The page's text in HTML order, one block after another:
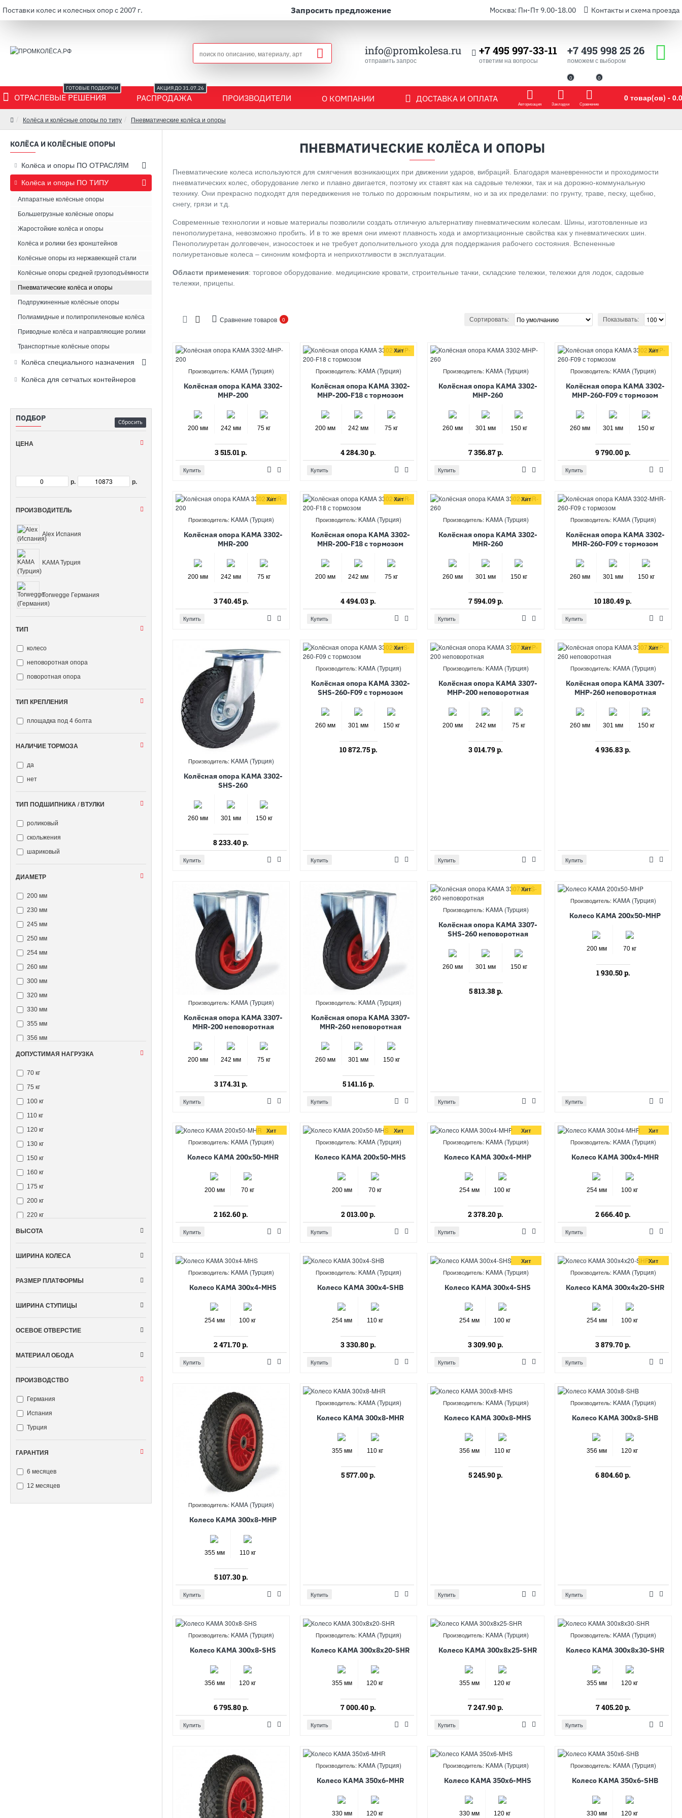
Поставки колес и колесных опор с 2007 г. Запросить предложение Москва: Пн-Пт 9.00-18.00 Контакты и схема проезда
info@promkolesa.ru
отправить запрос
+7 495 997-33-11
ответим на вопросы
+7 495 998 25 26
поможем с выбором
ОТРАСЛЕВЫЕ РЕШЕНИЯ
ГОТОВЫЕ ПОДБОРКИ
РАСПРОДАЖА
АКЦИЯ ДО 31.07.26
ПРОИЗВОДИТЕЛИ О КОМПАНИИ ДОСТАВКА И ОПЛАТА Авторизация Закладки
0
Сравнение
0
0 товар(ов) -
Колёса и колёсные опоры по типу Пневматические колёса и опоры
КОЛЁСА И КОЛЁСНЫЕ ОПОРЫ
Колёса и опоры ПО ОТРАСЛЯМ
Колёса и опоры ПО ТИПУ
Аппаратные колёсные опоры
Большегрузные колёсные опоры
Жаростойкие колёса и опоры
Колёса и ролики без кронштейнов
Колёсные опоры из нержавеющей стали
Колёсные опоры средней грузоподъёмности
Пневматические колёса и опоры
Подпружиненные колёсные опоры
Полиамидные и полипропиленовые колёса
Приводные колёса и направляющие ролики
Транспортные колёсные опоры
Колёса специального назначения
Колёса для сетчатых контейнеров
ПОДБОР Сбросить
ЦЕНА
р. р.
ПРОИЗВОДИТЕЛЬ
Alex Испания
KAMA Турция
Torwegge Германия
ГАРАНТИЯ
6 месяцев
12 месяцев
ПРОИЗВОДСТВО
Германия
Испания
Турция
НАЛИЧИЕ ТОРМОЗА
да
нет
ТИП
колесо
неповоротная опора
поворотная опора
ТИП КРЕПЛЕНИЯ
площадка под 4 болта
МАТЕРИАЛ ОБОДА
ТИП ПОДШИПНИКА / ВТУЛКИ
роликовый
скольжения
шариковый
ОСЕВОЕ ОТВЕРСТИЕ
ШИРИНА КОЛЕСА
ШИРИНА СТУПИЦЫ
ДОПУСТИМАЯ НАГРУЗКА
70 кг
75 кг
100 кг
110 кг
120 кг
130 кг
150 кг
160 кг
175 кг
200 кг
220 кг
250 кг
300 кг
РАЗМЕР ПЛАТФОРМЫ
ДИАМЕТР
200 мм
230 мм
245 мм
250 мм
254 мм
260 мм
300 мм
320 мм
330 мм
355 мм
356 мм
381 мм
ВЫСОТА
ПНЕВМАТИЧЕСКИЕ КОЛЁСА И ОПОРЫ
Пневматические колеса используются для смягчения возникающих при движении ударов, вибраций. Благодаря маневренности и проходимости
пневматических колес, оборудование легко и плавно двигается, поэтому их ставят как на садовые тележки, так и на дорожно-коммунальную
технику. Они прекрасно подходят для передвижения не только по дорожным покрытиям, но и за их пределами: по грунту, траве, песку, щебню,
снегу, грязи и т.д.
Современные технологии и новые материалы позволили создать отличную альтернативу пневматическим колесам. Шины, изготовленные из
пенополиуретана, невозможно пробить. И в то же время они имеют плавность хода и амортизационные свойства как у пневматических шин.
Пенополиуретан долговечен, износостоек и не требует дополнительного ухода для поддержания рабочего состояния. Вспененные
полиуретановые колеса – синоним комфорта и неприхотливости в эксплуатации.
Области применения: торговое оборудование. медицинские кровати, строительные тачки, складские тележки, тележки для лодок, садовые
тележки, прицепы.
Сравнение товаров 0 Сортировать: Показывать:
Производитель: KAMA (Турция)
Колёсная опора KAMA 3302-
MHP-200
200 мм 242 мм 75 кг
3 515.01 р.
Купить
Хит
Производитель: KAMA (Турция)
Колёсная опора KAMA 3302-
MHP-200-F18 с тормозом
200 мм 242 мм 75 кг
4 284.30 р.
Купить
Производитель: KAMA (Турция)
Колёсная опора KAMA 3302-
MHP-260
260 мм 301 мм 150 кг
7 356.87 р.
Купить
Хит
Производитель: KAMA (Турция)
Колёсная опора KAMA 3302-
MHP-260-F09 с тормозом
260 мм 301 мм 150 кг
9 790.00 р.
Купить
Хит
Производитель: KAMA (Турция)
Колёсная опора KAMA 3302-
MHR-200
200 мм 242 мм 75 кг
3 740.45 р.
Купить
Хит
Производитель: KAMA (Турция)
Колёсная опора KAMA 3302-
MHR-200-F18 с тормозом
200 мм 242 мм 75 кг
4 494.03 р.
Купить
Хит
Производитель: KAMA (Турция)
Колёсная опора KAMA 3302-
MHR-260
260 мм 301 мм 150 кг
7 594.09 р.
Купить
Производитель: KAMA (Турция)
Колёсная опора KAMA 3302-
MHR-260-F09 с тормозом
260 мм 301 мм 150 кг
10 180.49 р.
Купить
Производитель: KAMA (Турция)
Колёсная опора KAMA 3302-
SHS-260
260 мм 301 мм 150 кг
8 233.40 р.
Купить
Хит
Производитель: KAMA (Турция)
Колёсная опора KAMA 3302-
SHS-260-F09 с тормозом
260 мм 301 мм 150 кг
10 872.75 р.
Купить
Хит
Производитель: KAMA (Турция)
Колёсная опора KAMA 3307-
MHP-200 неповоротная
200 мм 242 мм 75 кг
3 014.79 р.
Купить
Хит
Производитель: KAMA (Турция)
Колёсная опора KAMA 3307-
MHP-260 неповоротная
260 мм 301 мм 150 кг
4 936.83 р.
Купить
Производитель: KAMA (Турция)
Колёсная опора KAMA 3307-
MHR-200 неповоротная
200 мм 242 мм 75 кг
3 174.31 р.
Купить
Производитель: KAMA (Турция)
Колёсная опора KAMA 3307-
MHR-260 неповоротная
260 мм 301 мм 150 кг
5 141.16 р.
Купить
Хит
Производитель: KAMA (Турция)
Колёсная опора KAMA 3307-
SHS-260 неповоротная
260 мм 301 мм 150 кг
5 813.38 р.
Купить
Производитель: KAMA (Турция)
Колесо KAMA 200x50-MHP
200 мм 70 кг
1 930.50 р.
Купить
Хит
Производитель: KAMA (Турция)
Колесо KAMA 200x50-MHR
200 мм 70 кг
2 162.60 р.
Купить
Хит
Производитель: KAMA (Турция)
Колесо KAMA 200x50-MHS
200 мм 70 кг
2 013.00 р.
Купить
Хит
Производитель: KAMA (Турция)
Колесо KAMA 300x4-MHP
254 мм 100 кг
2 378.20 р.
Купить
Хит
Производитель: KAMA (Турция)
Колесо KAMA 300x4-MHR
254 мм 100 кг
2 666.40 р.
Купить
Производитель: KAMA (Турция)
Колесо KAMA 300x4-MHS
254 мм 100 кг
2 471.70 р.
Купить
Производитель: KAMA (Турция)
Колесо KAMA 300x4-SHB
254 мм 110 кг
3 330.80 р.
Купить
Хит
Производитель: KAMA (Турция)
Колесо KAMA 300x4-SHS
254 мм 100 кг
3 309.90 р.
Купить
Хит
Производитель: KAMA (Турция)
Колесо KAMA 300x4x20-SHR
254 мм 100 кг
3 879.70 р.
Купить
Производитель: KAMA (Турция)
Колесо KAMA 300x8-MHP
355 мм 110 кг
5 107.30 р.
Купить
Производитель: KAMA (Турция)
Колесо KAMA 300x8-MHR
355 мм 110 кг
5 577.00 р.
Купить
Производитель: KAMA (Турция)
Колесо KAMA 300x8-MHS
356 мм 110 кг
5 245.90 р.
Купить
Производитель: KAMA (Турция)
Колесо KAMA 300x8-SHB
356 мм 120 кг
6 804.60 р.
Купить
Производитель: KAMA (Турция)
Колесо KAMA 300x8-SHS
356 мм 120 кг
6 795.80 р.
Купить
Производитель: KAMA (Турция)
Колесо KAMA 300x8x20-SHR
355 мм 120 кг
7 000.40 р.
Купить
Производитель: KAMA (Турция)
Колесо KAMA 300x8x25-SHR
355 мм 120 кг
7 247.90 р.
Купить
Производитель: KAMA (Турция)
Колесо KAMA 300x8x30-SHR
355 мм 120 кг
7 405.20 р.
Купить
Производитель: KAMA (Турция)
Колесо KAMA 350x6-MHR
330 мм 120 кг
Производитель: KAMA (Турция)
Колесо KAMA 350x6-MHS
330 мм 120 кг
Производитель: KAMA (Турция)
Колесо KAMA 350x6-SHB
330 мм 120 кг